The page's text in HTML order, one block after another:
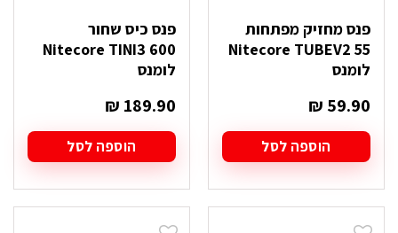
פנס מחזיק מפתחות
Nitecore TUBEV2 55
לומנס
₪ 59.90
הוספה לסל
פנס כיס שחור
Nitecore TINI3 600
לומנס
₪ 189.90
הוספה לסל